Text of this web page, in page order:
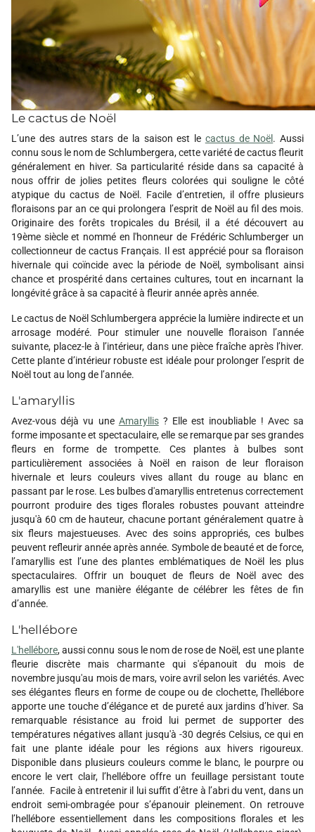
Le cactus de Noël
L’une des autres stars de la saison est le cactus de Noël. Aussi
connu sous le nom de Schlumbergera, cette variété de cactus fleurit
généralement en hiver. Sa particularité réside dans sa capacité à
nous offrir de jolies petites fleurs colorées qui souligne le côté
atypique du cactus de Noël. Facile d’entretien, il offre plusieurs
floraisons par an ce qui prolongera l’esprit de Noël au fil des mois.
Originaire des forêts tropicales du Brésil, il a été découvert au
19ème siècle et nommé en l'honneur de Frédéric Schlumberger un
collectionneur de cactus Français. Il est apprécié pour sa floraison
hivernale qui coïncide avec la période de Noël, symbolisant ainsi
chance et prospérité dans certaines cultures, tout en incarnant la
longévité grâce à sa capacité à fleurir année après année.
Le cactus de Noël Schlumbergera apprécie la lumière indirecte et un
arrosage modéré. Pour stimuler une nouvelle floraison l’année
suivante, placez-le à l’intérieur, dans une pièce fraîche après l’hiver.
Cette plante d’intérieur robuste est idéale pour prolonger l’esprit de
Noël tout au long de l’année.
L'amaryllis
Avez-vous déjà vu une Amaryllis? Elle est inoubliable ! Avec sa
forme imposante et spectaculaire, elle se remarque par ses grandes
fleurs en forme de trompette. Ces plantes à bulbes sont
particulièrement associées à Noël en raison de leur floraison
hivernale et leurs couleurs vives allant du rouge au blanc en
passant par le rose. Les bulbes d'amaryllis entretenus correctement
pourront produire des tiges florales robustes pouvant atteindre
jusqu'à 60 cm de hauteur, chacune portant généralement quatre à
six fleurs majestueuses. Avec des soins appropriés, ces bulbes
peuvent refleurir année après année. Symbole de beauté et de force,
l’amaryllis est l’une des plantes emblématiques de Noël les plus
spectaculaires. Offrir un bouquet de fleurs de Noël avec des
amaryllis est une manière élégante de célébrer les fêtes de fin
d’année.
L'hellébore
L'hellébore, aussi connu sous le nom de rose de Noël, est une plante
fleurie discrète mais charmante qui s'épanouit du mois de
novembre jusqu'au mois de mars, voire avril selon les variétés. Avec
ses élégantes fleurs en forme de coupe ou de clochette, l'hellébore
apporte une touche d’élégance et de pureté aux jardins d’hiver. Sa
remarquable résistance au froid lui permet de supporter des
températures négatives allant jusqu'à -30 degrés Celsius, ce qui en
fait une plante idéale pour les régions aux hivers rigoureux.
Disponible dans plusieurs couleurs comme le blanc, le pourpre ou
encore le vert clair, l’hellébore offre un feuillage persistant toute
l’année. Facile à entretenir il lui suffit d’être à l’abri du vent, dans un
endroit semi-ombragée pour s’épanouir pleinement. On retrouve
l’hellébore essentiellement dans les compositions florales et les